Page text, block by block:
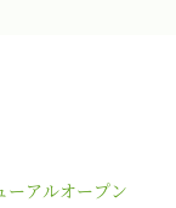
ーアルオープン